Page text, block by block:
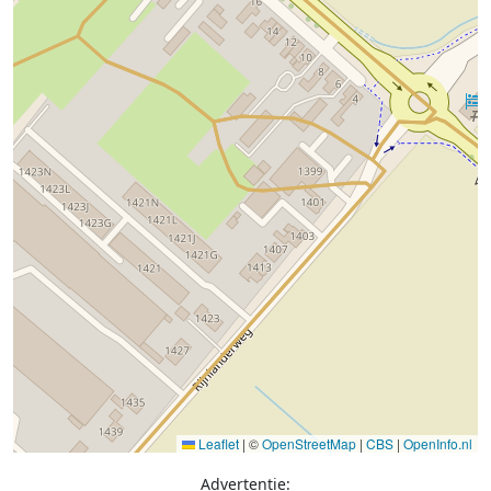
Leaflet | ©OpenStreetMap | CBS | OpenInfo.nl
Advertentie: